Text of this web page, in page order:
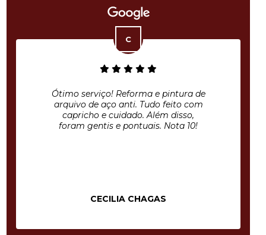
Ótimo serviço! Reforma e pintura de
arquivo de aço anti. Tudo feito com
capricho e cuidado. Além disso,
foram gentis e pontuais. Nota 10!
CECILIA CHAGAS